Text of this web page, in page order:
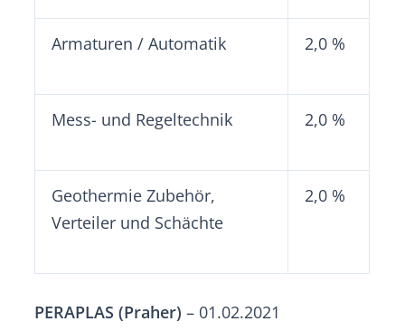
Armaturen / Automatik 2,0 %
Mess- und Regeltechnik 2,0 %
Geothermie Zubehör,
Verteiler und Schächte
2,0 %
PERAPLAS (Praher)– 01.02.2021